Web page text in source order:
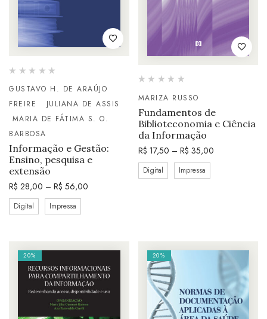
GUSTAVO H. DE ARAÚJO
FREIRE
JULIANA DE ASSIS
MARIA DE FÁTIMA S. O.
BARBOSA
Informação e Gestão:
Ensino, pesquisa e
extensão
R$ 28,00 – R$ 56,00
Digital Impressa
MARIZA RUSSO
Fundamentos de
Biblioteconomia e Ciência
da Informação
R$ 17,50 – R$ 35,00
Digital Impressa
20% 20%